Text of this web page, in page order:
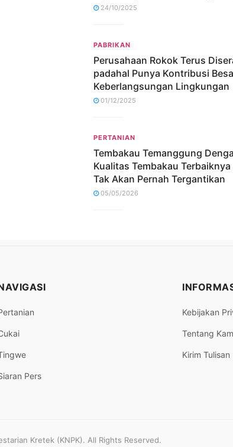
24/10/2025
PABRIKAN
Perusahaan Rokok Terus
padahal Punya Kontribusi
Keberlangsungan Lingkungan
01/12/2025
PERTANIAN
Tembakau Temanggung
Kualitas Tembakau
Tak Akan Pernah Tergantikan
05/05/2026
Pers
Kebijakan
Tentang
Kirim Tulisan
Kretek (KNPK). All Rights Reserved.